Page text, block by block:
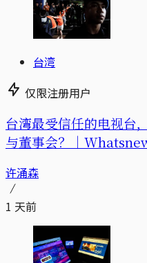
台湾
仅限注册用户
台湾最受信任的电视台
与董事会？｜
许涌森
1 天前